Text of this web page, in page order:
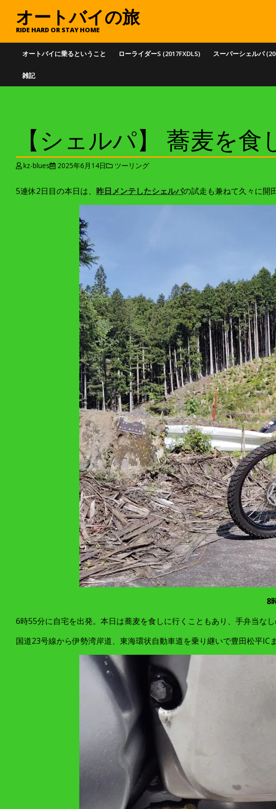
オートバイに乗るということ ローライダーS (2017FXDLS) スーパーシェルパ
雑記
オートバイの旅
RIDE HARD OR STAY HOME
【シェルパ】 蕎麦を
kz-blues 2025年6月14日 ツーリング
5連休2日目の本日は、 昨日メンテしたシェルパの試走も兼ねて久々に開
8
6時55分に自宅を出発。本日は蕎麦を食しに行くこともあり、手弁当なし
国道23号線から伊勢湾岸道、東海環状自動車道を乗り継いで豊田松平